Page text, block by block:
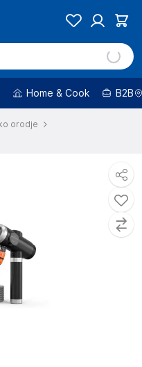
Home & Cook B2B
orodje